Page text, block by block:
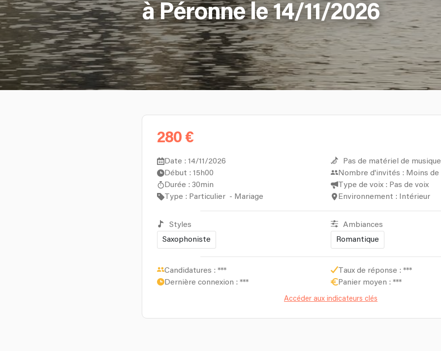
à Péronne le 14/11/2026
280 €
Date : 14/11/2026
Début : 15h00
Durée : 30min
Type : Particulier - Mariage
Pas de matériel de
Nombre d'invités : Moins de
Type de voix : Pas de voix
Environnement : Intérieur
Styles
Saxophoniste
Ambiances
Romantique
Candidatures : ***
Dernière connexion : ***
Taux de réponse : ***
Panier moyen : ***
Accéder aux indicateurs clés